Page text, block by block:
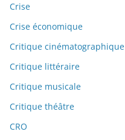
Crise
Crise économique
Critique cinématographique
Critique littéraire
Critique musicale
Critique théâtre
CRO